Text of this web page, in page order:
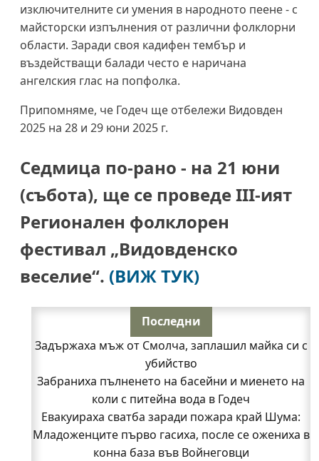
изключителните си умения в народното пеене - с
майсторски изпълнения от различни фолклорни
области. Заради своя кадифен тембър и
въздействащи балади често е наричана
ангелския глас на попфолка.
Припомняме, че Годеч ще отбележи Видовден
2025 на 28 и 29 юни 2025 г.
Седмица по-рано - на 21 юни
(събота), ще се проведе III-ият
Регионален фолклорен
фестивал „Видовденско
веселие“. (ВИЖ ТУК)
Последни
Задържаха мъж от Смолча, заплашил майка си с
убийство
Забраниха пълненето на басейни и миенето на
коли с питейна вода в Годеч
Евакуираха сватба заради пожара край Шума:
Младоженците първо гасиха, после се ожениха в
конна база във Войнеговци